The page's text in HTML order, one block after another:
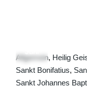
Allgemein Heilig
Sankt Bonifatius
Sankt Johannes